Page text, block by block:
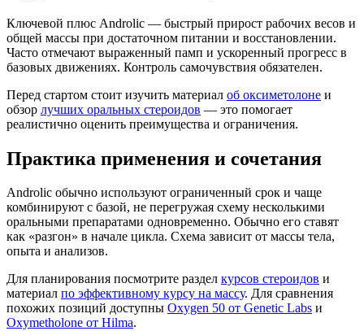
Ключевой плюс Androlic — быстрый прирост рабочих весов и
общей массы при достаточном питании и восстановлении.
Часто отмечают выраженный памп и ускоренный прогресс в
базовых движениях. Контроль самочувствия обязателен.
Перед стартом стоит изучить материал об оксиметолоне и
обзор лучших оральных стероидов — это помогает
реалистично оценить преимущества и ограничения.
Практика применения и сочетания
Androlic обычно используют ограниченный срок и чаще
комбинируют с базой, не перегружая схему несколькими
оральными препаратами одновременно. Обычно его ставят
как «разгон» в начале цикла. Схема зависит от массы тела,
опыта и анализов.
Для планирования посмотрите раздел курсов стероидов и
материал по эффективному курсу на массу. Для сравнения
похожих позиций доступны Oxygen 50 от Genetic Labs и
Oxymetholone от Hilma.